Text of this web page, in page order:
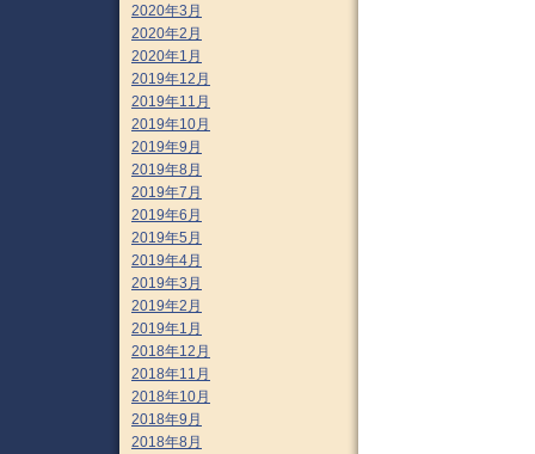
2020年3月
2020年2月
2020年1月
2019年12月
2019年11月
2019年10月
2019年9月
2019年8月
2019年7月
2019年6月
2019年5月
2019年4月
2019年3月
2019年2月
2019年1月
2018年12月
2018年11月
2018年10月
2018年9月
2018年8月